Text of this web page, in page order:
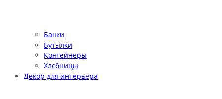
Банки
Бутылки
Контейнеры
Хлебницы
Декор для интерьера